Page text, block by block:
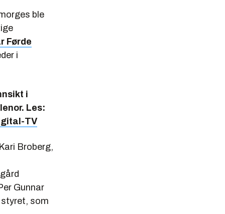
ble
Førde
i
i
Les:
TV
Broberg,
Gunnar
som